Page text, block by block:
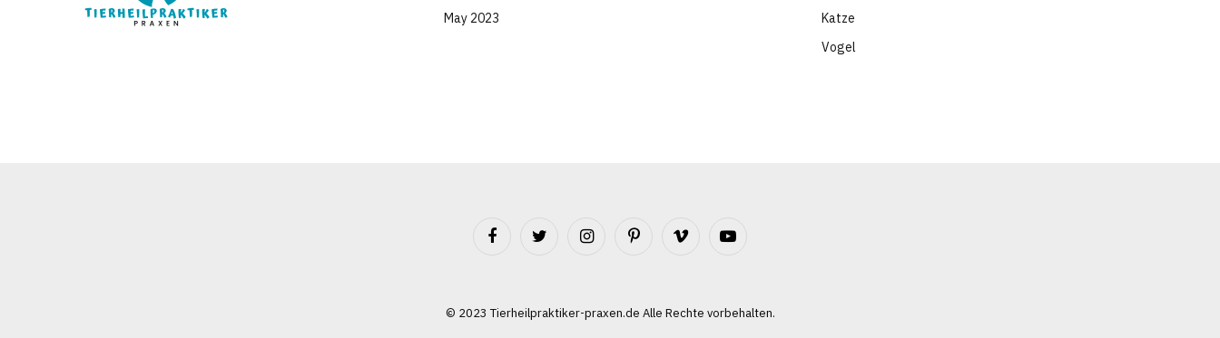
May 2023
Katze
Vogel
FacebookTwitter InstagramPinterestVimeo YouTube
©️ 2023 Tierheilpraktiker-praxen.de Alle Rechte vorbehalten.